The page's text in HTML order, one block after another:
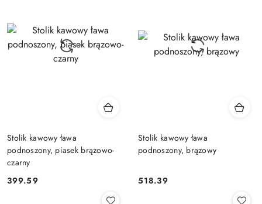
Stolik kawowy ława
podnoszony, piasek brązowo-
czarny
Cena:
399.59
Stolik kawowy ława
podnoszony, brązowy
Cena:
518.39